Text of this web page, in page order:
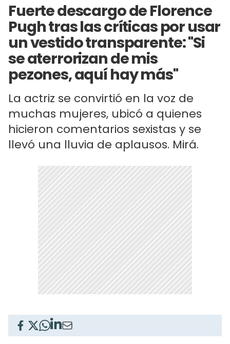
Fuerte descargo de Florence
Pugh tras las críticas por usar
un vestido transparente: "Si
se aterrorizan de mis
pezones, aquí hay más"
La actriz se convirtió en la voz de
muchas mujeres, ubicó a quienes
hicieron comentarios sexistas y se
llevó una lluvia de aplausos. Mirá.